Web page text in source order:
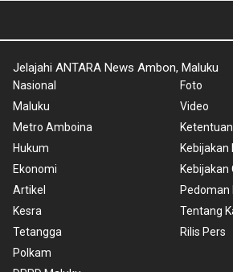
Jelajahi ANTARA News Ambon, Maluku
Nasional
Maluku
Metro Amboina
Hukum
Ekonomi
Artikel
Kesra
Tetangga
Polkam
Foto
Video
Kebijakan
Kebijakan
Pedoman
Tentang
Rilis Pers